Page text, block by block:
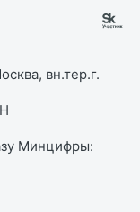
вн.тер.г.
Минцифры: